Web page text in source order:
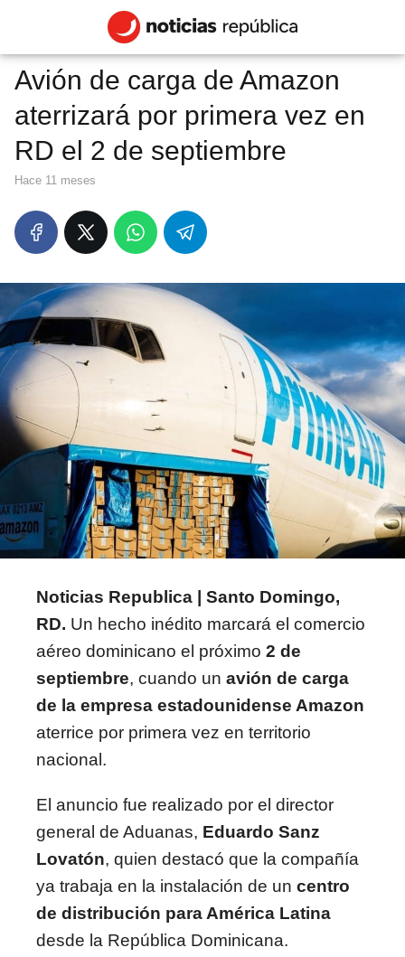
Avión de carga de Amazon
aterrizará por primera vez en
RD el 2 de septiembre
hace 11 meses
Noticias Republica | Santo Domingo,
RD. Un hecho inédito marcará el comercio
aéreo dominicano el próximo 2 de
septiembre, cuando un avión de carga
de la empresa estadounidense Amazon
aterrice por primera vez en territorio
nacional.
El anuncio fue realizado por el director
general de Aduanas, Eduardo Sanz
Lovatón, quien destacó que la compañía
ya trabaja en la instalación de un centro
de distribución para América Latina
desde la República Dominicana.